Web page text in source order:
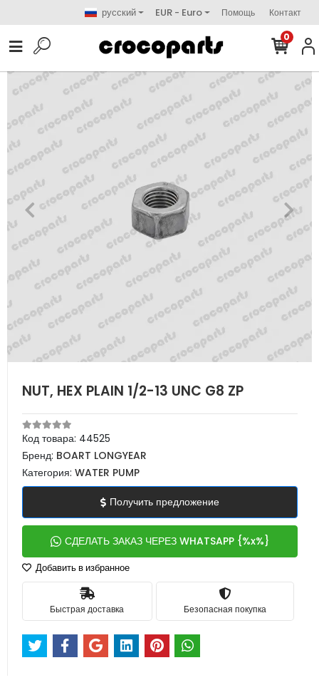
русский EUR - Euro Помощь Контакт
0
NUT, HEX PLAIN 1/2-13 UNC G8 ZP
Код товара: 44525
Бренд: BOART LONGYEAR
Категория: WATER PUMP
Получить предложение
СДЕЛАТЬ ЗАКАЗ ЧЕРЕЗ WHATSAPP {%x%}
Добавить в избранное
Быстрая доставка Безопасная покупка